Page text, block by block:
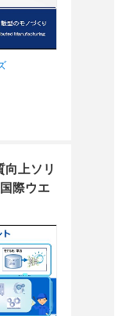
向上ソリ
際ウエ